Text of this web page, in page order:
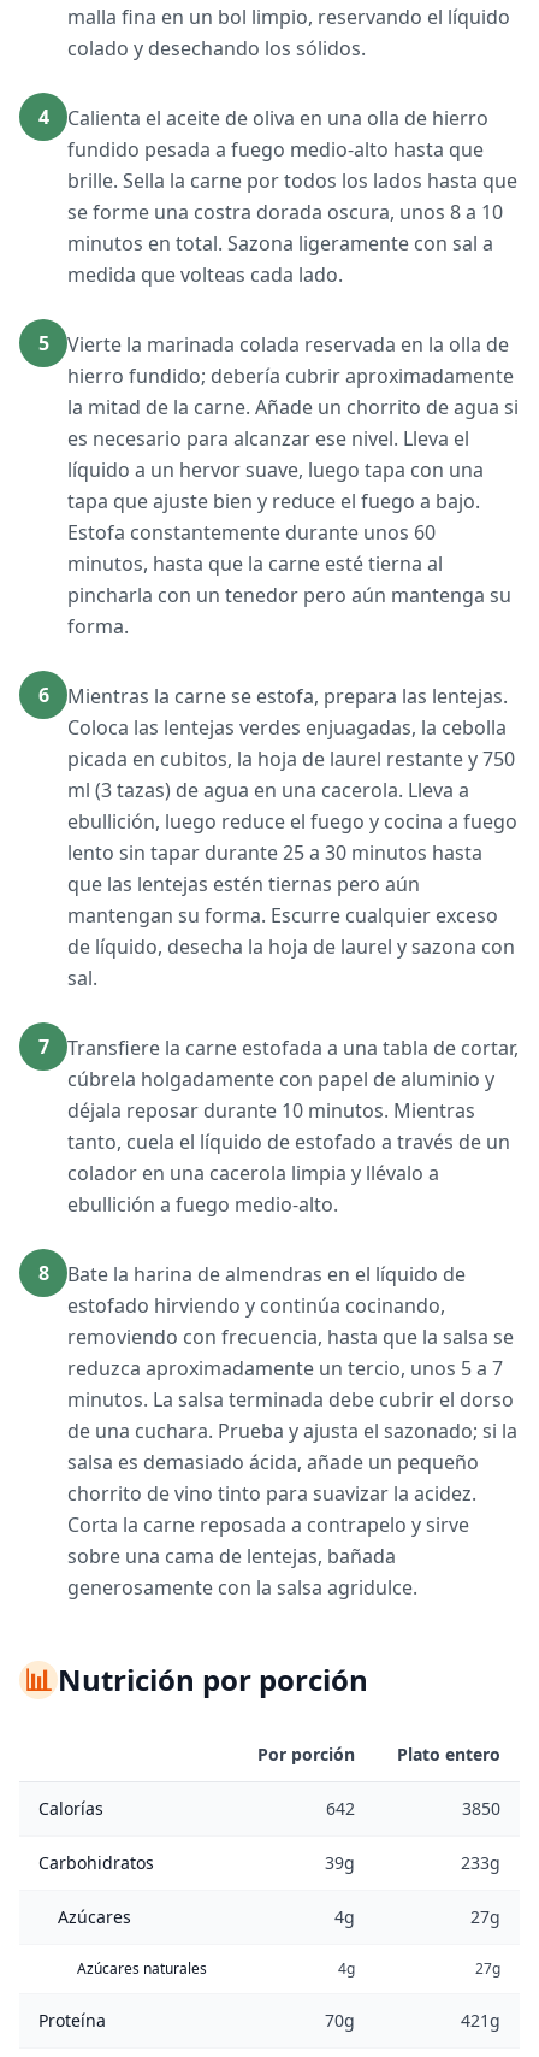
malla fina en un bol limpio, reservando el líquido
colado y desechando los sólidos.
4
Calienta el aceite de oliva en una olla de hierro
fundido pesada a fuego medio-alto hasta que
brille. Sella la carne por todos los lados hasta que
se forme una costra dorada oscura, unos 8 a 10
minutos en total. Sazona ligeramente con sal a
medida que volteas cada lado.
5
Vierte la marinada colada reservada en la olla de
hierro fundido; debería cubrir aproximadamente
la mitad de la carne. Añade un chorrito de agua si
es necesario para alcanzar ese nivel. Lleva el
líquido a un hervor suave, luego tapa con una
tapa que ajuste bien y reduce el fuego a bajo.
Estofa constantemente durante unos 60
minutos, hasta que la carne esté tierna al
pincharla con un tenedor pero aún mantenga su
forma.
6
Mientras la carne se estofa, prepara las lentejas.
Coloca las lentejas verdes enjuagadas, la cebolla
picada en cubitos, la hoja de laurel restante y 750
ml (3 tazas) de agua en una cacerola. Lleva a
ebullición, luego reduce el fuego y cocina a fuego
lento sin tapar durante 25 a 30 minutos hasta
que las lentejas estén tiernas pero aún
mantengan su forma. Escurre cualquier exceso
de líquido, desecha la hoja de laurel y sazona con
sal.
7
Transfiere la carne estofada a una tabla de cortar,
cúbrela holgadamente con papel de aluminio y
déjala reposar durante 10 minutos. Mientras
tanto, cuela el líquido de estofado a través de un
colador en una cacerola limpia y llévalo a
ebullición a fuego medio-alto.
8
Bate la harina de almendras en el líquido de
estofado hirviendo y continúa cocinando,
removiendo con frecuencia, hasta que la salsa se
reduzca aproximadamente un tercio, unos 5 a 7
minutos. La salsa terminada debe cubrir el dorso
de una cuchara. Prueba y ajusta el sazonado; si la
salsa es demasiado ácida, añade un pequeño
chorrito de vino tinto para suavizar la acidez.
Corta la carne reposada a contrapelo y sirve
sobre una cama de lentejas, bañada
generosamente con la salsa agridulce.
📊Nutrición por porción
Por porción Plato entero
Calorías 642 3850
Carbohidratos 39g 233g
Azúcares 4g 27g
Azúcares naturales 4g 27g
Proteína 70g 421g